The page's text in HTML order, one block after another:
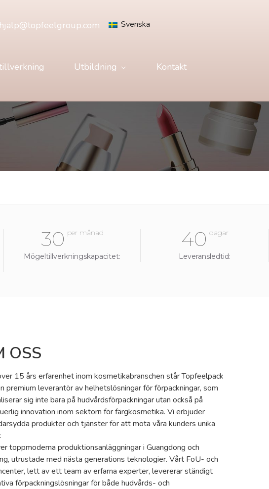
hjälp@topfeelgroup.com Svenska
Utbildning Kontakt
30 per månad
Mögeltillverkningskapacitet:
40 dagar
Leveransledtid:
OSS
15 års erfarenhet inom kosmetikabranschen står Topfeelpack
premium leverantör av helhetslösningar för förpackningar, som
sig inte bara på hudvårdsförpackningar utan också på
innovation inom sektorn för färgkosmetika. Vi erbjuder
produkter och tjänster för att möta våra kunders unika
toppmoderna produktionsanläggningar i Guangdong och
utrustade med nästa generations teknologier. Vårt FoU- och
lett av ett team av erfarna experter, levererar ständigt
förpackningslösningar för både hudvårds- och